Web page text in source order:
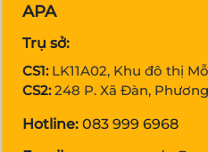
APA
Trụ sở:
CS1: LK11A02, Khu đô thị
CS2: 248 P. Xã Đàn,
Hotline: 083 999 6968